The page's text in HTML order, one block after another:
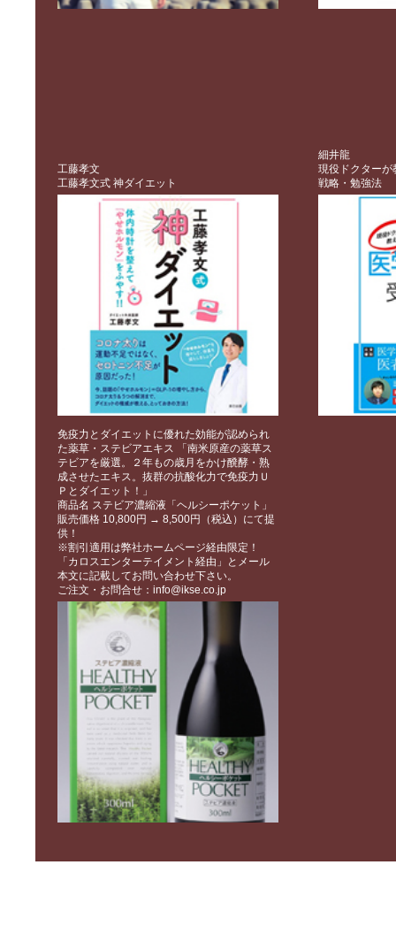
工藤孝文
工藤孝文式 神ダイエット
細井龍
現役ドクターが
戦略・勉強法
免疫力とダイエットに優れた効能が認められ
た薬草・ステビアエキス 「南米原産の薬草ス
テビアを厳選。２年もの歳月をかけ醗酵・熟
成させたエキス。抜群の抗酸化力で免疫力Ｕ
Ｐとダイエット！」
商品名 ステビア濃縮液「ヘルシーポケット」
販売価格 10,800円 → 8,500円（税込）にて提
供！
※割引適用は弊社ホームページ経由限定！
「カロスエンターテイメント経由」とメール
本文に記載してお問い合わせ下さい。
ご注文・お問合せ：info@ikse.co.jp